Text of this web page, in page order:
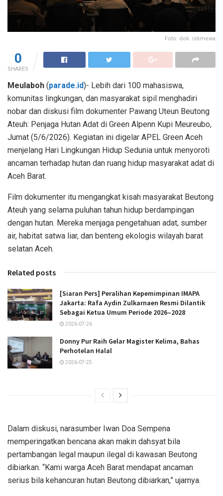
Foto: dok. istimewa
0
SHARES
Meulaboh (parade.id)- Lebih dari 100 mahasiswa,
komunitas lingkungan, dan masyarakat sipil menghadiri
nobar dan diskusi film dokumenter Pawang Uteun Beutong
Ateuh: Penjaga Hutan Adat di Green Alpenn Kupi Meureubo,
Jumat (5/6/2026). Kegiatan ini digelar APEL Green Aceh
menjelang Hari Lingkungan Hidup Sedunia untuk menyoroti
ancaman terhadap hutan dan ruang hidup masyarakat adat di
Aceh Barat.
Film dokumenter itu mengangkat kisah masyarakat Beutong
Ateuh yang selama puluhan tahun hidup berdampingan
dengan hutan. Mereka menjaga pengetahuan adat, sumber
air, habitat satwa liar, dan benteng ekologis wilayah barat
selatan Aceh.
Related posts
[Siaran Pers] Peralihan Kepemimpinan IMAPA
Jakarta: Rafa Aydin Zulkarnaen Resmi Dilantik
Sebagai Ketua Umum Periode 2026–2028
2026-07-26
Donny Pur Raih Gelar Magister Kelima, Bahas
Perhotelan Halal
2026-07-25
Dalam diskusi, narasumber Iwan Doa Sempena
memperingatkan bencana akan makin dahsyat bila
pertambangan legal maupun ilegal di kawasan Beutong
dibiarkan. “Kami warga Aceh Barat mendapat ancaman
serius bila kehancuran hutan Beutong dibiarkan,” ujarnya.